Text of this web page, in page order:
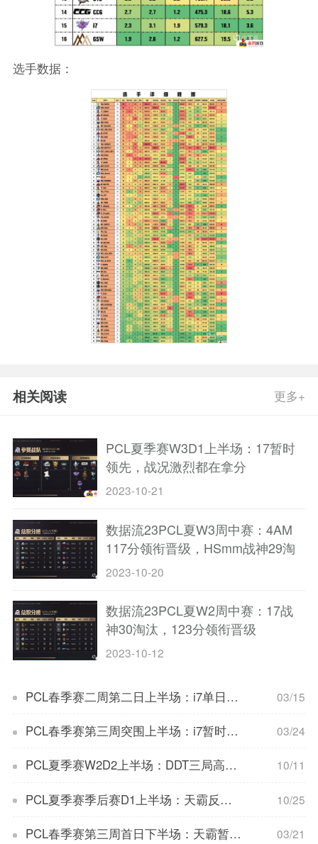
选手数据：
相关阅读 更多+
PCL夏季赛W3D1上半场：17暂时
领先，战况激烈都在拿分
2023-10-21
数据流23PCL夏W3周中赛：4AM
117分领衔晋级，HSmm战神29淘
汰
2023-10-20
数据流23PCL夏W2周中赛：17战
神30淘汰，123分领衔晋级
2023-10-12
PCL春季赛二周第二日上半场：i7单日领先，TYLOO总榜暂时领先 03/15
PCL春季赛第三周突围上半场：i7暂时领先，4AM三局11分需爆发 03/24
PCL夏季赛W2D2上半场：DDT三局高分领先，17一鸡紧随其后 10/11
PCL夏季赛季后赛D1上半场：天霸反超领先 10/25
PCL春季赛第三周首日下半场：天霸暂时领先，飘柔一天两鸡 03/21